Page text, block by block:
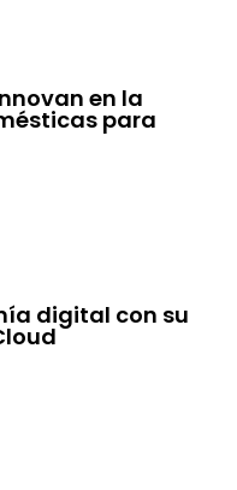
en la
para
digital con su